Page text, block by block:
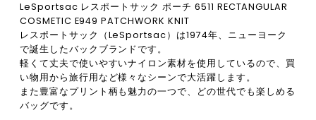
LeSportsac レスポートサック ポーチ 6511 RECTANGULAR
COSMETIC E949 PATCHWORK KNIT
レスポートサック（LeSportsac）は1974年、ニューヨーク
で誕生したバックブランドです。
軽くて丈夫で使いやすいナイロン素材を使用しているので、買
い物用から旅行用など様々なシーンで大活躍します。
また豊富なプリント柄も魅力の一つで、どの世代でも楽しめる
バッグです。